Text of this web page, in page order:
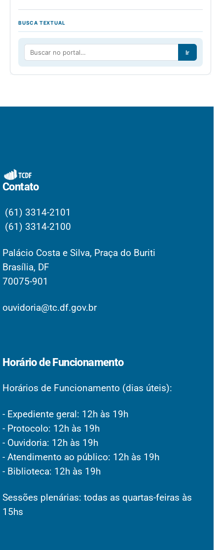
BUSCA TEXTUAL
Ir
Contato
(61) 3314-2101
(61) 3314-2100
Palácio Costa e Silva, Praça do Buriti
Brasília, DF
70075-901
ouvidoria@tc.df.gov.br
Horário de Funcionamento
Horários de Funcionamento (dias úteis):
- Expediente geral: 12h às 19h
- Protocolo: 12h às 19h
- Ouvidoria: 12h às 19h
- Atendimento ao público: 12h às 19h
- Biblioteca: 12h às 19h
Sessões plenárias: todas as quartas-feiras às
15hs